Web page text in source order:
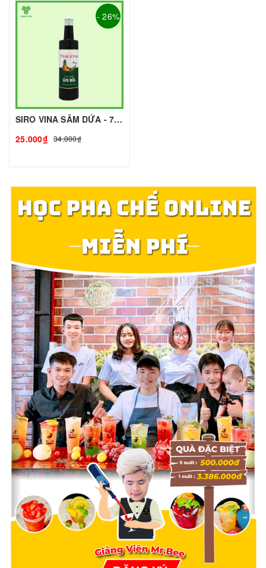
- 26%
SIRO VINA SÂM DỨA - 750ml - VINA SYRUP | Nguyên liệu pha chế - TOBEE FOOD
25.000₫ 34.000₫